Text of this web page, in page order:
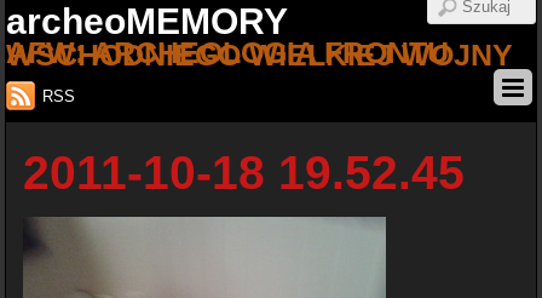
archeoMEMORY
AFW: ARCHEOLOGIA FRONTU WSCHODNIEGO WIELKIEJ WOJNY
RSS
2011-10-18 19.52.45